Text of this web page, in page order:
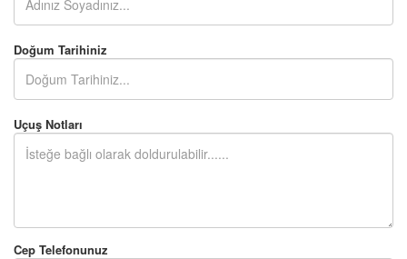
Doğum Tarihiniz
Uçuş Notları
Cep Telefonunuz